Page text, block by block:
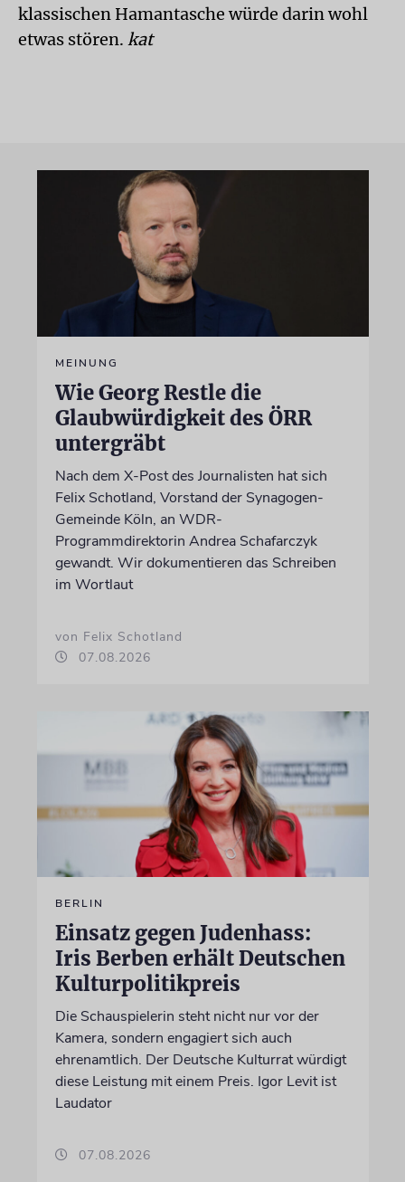
klassischen Hamantasche würde darin wohl
etwas stören. kat
MEINUNG
Wie Georg Restle die
Glaubwürdigkeit des ÖRR
untergräbt
Nach dem X-Post des Journalisten hat sich
Felix Schotland, Vorstand der Synagogen-
Gemeinde Köln, an WDR-
Programmdirektorin Andrea Schafarczyk
gewandt. Wir dokumentieren das Schreiben
im Wortlaut
von Felix Schotland
07.08.2026
BERLIN
Einsatz gegen Judenhass:
Iris Berben erhält Deutschen
Kulturpolitikpreis
Die Schauspielerin steht nicht nur vor der
Kamera, sondern engagiert sich auch
ehrenamtlich. Der Deutsche Kulturrat würdigt
diese Leistung mit einem Preis. Igor Levit ist
Laudator
07.08.2026